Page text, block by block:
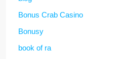
Bonus Crab Casino
Bonusy
book of ra